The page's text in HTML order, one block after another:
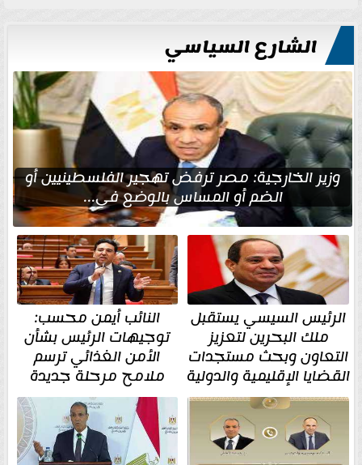
الشارع السياسي
وزير الخارجية: مصر ترفض تهجير الفلسطينيين أو
الضم أو المساس بالوضع في...
الرئيس السيسي يستقبل
ملك البحرين لتعزيز
التعاون وبحث مستجدات
القضايا الإقليمية والدولية
النائب أيمن محسب:
توجيهات الرئيس بشأن
الأمن الغذائي ترسم
ملامح مرحلة جديدة